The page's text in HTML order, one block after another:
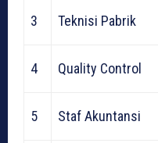
3 Teknisi Pabrik
4 Quality Control
5 Staf Akuntansi